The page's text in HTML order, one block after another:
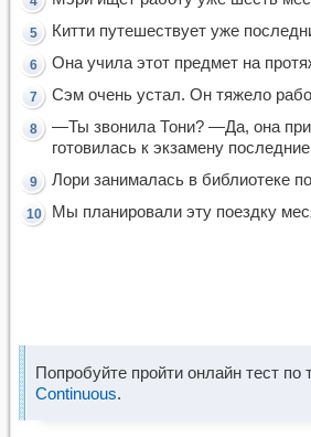
Китти путешествует уже
Она учила этот предмет на
Сэм очень устал. Он тяжело
—Ты звонила Тони? —Да, она
готовилась к экзамену
Лори занималась в библиотеке
Мы планировали эту поездку
Попробуйте пройти онлайн тест по
Continuous.